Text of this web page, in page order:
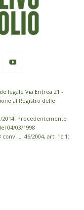
legale Via Eritrea 21 -
al Registro delle
2014. Precedentemente
04/03/1998
conv. L. 46/2004, art. 1c.1: